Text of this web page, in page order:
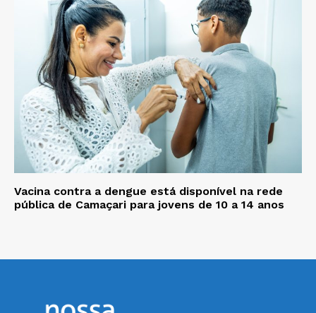
Vacina contra a dengue está disponível na rede
pública de Camaçari para jovens de 10 a 14 anos